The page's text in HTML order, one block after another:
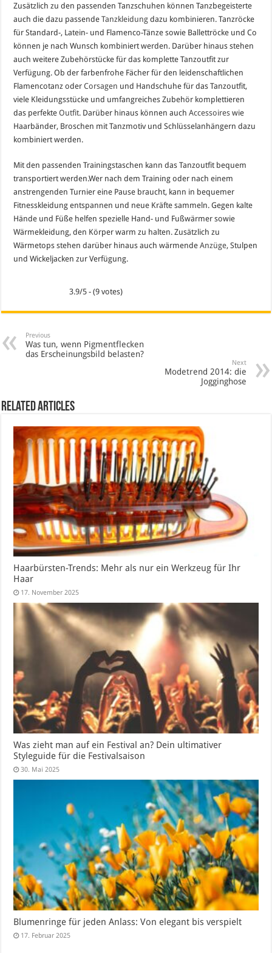
Zusätzlich zu den passenden Tanzschuhen können Tanzbegeisterte
auch die dazu passendeTanzkleidung dazu kombinieren. Tanzröcke
für Standard-, Latein- und Flamenco-Tänze sowie Ballettröcke und Co
können je nach Wunsch kombiniert werden. Darüber hinaus stehen
auch weitere Zubehörstücke für das komplette Tanzoutfit zur
Verfügung. Ob der farbenfrohe Fächer für den leidenschaftlichen
Flamencotanz oderCorsagen und Handschuhe für das Tanzoutfit,
viele Kleidungsstücke und umfangreiches Zubehör komplettieren
das perfekteOutfit. Darüber hinaus können auchAccessoires wie
Haarbänder, Broschen mit Tanzmotiv und Schlüsselanhängern dazu
kombiniert werden.
Mit den passenden Trainingstaschen kann das Tanzoutfit bequem
transportiert werden.Wer nach dem Training oder nach einem
anstrengenden Turnier eine Pause braucht, kann in bequemer
Fitnesskleidung entspannen und neue Kräfte sammeln. Gegen kalte
Hände und Füße helfen spezielle Hand- und Fußwärmer sowie
Wärmekleidung, den Körper warm zu halten. Zusätzlich zu
Wärmetops stehen darüber hinaus auch wärmendeAnzüge, Stulpen
und Wickeljacken zur Verfügung.
3.9/5 - (9 votes)
Previous
Was tun, wenn Pigmentflecken
das Erscheinungsbild belasten?
Next
Modetrend 2014: die
Jogginghose
Related Articles
Haarbürsten-Trends: Mehr als nur ein Werkzeug für Ihr
Haar
17. November 2025
Was zieht man auf ein Festival an? Dein ultimativer
Styleguide für die Festivalsaison
30. Mai 2025
Blumenringe für jeden Anlass: Von elegant bis verspielt
17. Februar 2025